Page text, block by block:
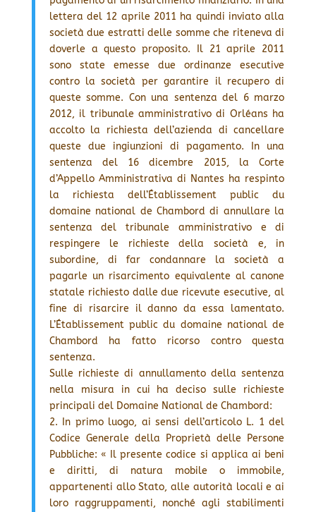
lettera del 12 aprile 2011 ha quindi inviato alla
società due estratti delle somme che riteneva di
doverle a questo proposito. Il 21 aprile 2011
sono state emesse due ordinanze esecutive
contro la società per garantire il recupero di
queste somme. Con una sentenza del 6 marzo
2012, il tribunale amministrativo di Orléans ha
accolto la richiesta dell’azienda di cancellare
queste due ingiunzioni di pagamento. In una
sentenza del 16 dicembre 2015, la Corte
d’Appello Amministrativa di Nantes ha respinto
la richiesta dell’Établissement public du
domaine national de Chambord di annullare la
sentenza del tribunale amministrativo e di
respingere le richieste della società e, in
subordine, di far condannare la società a
pagarle un risarcimento equivalente al canone
statale richiesto dalle due ricevute esecutive, al
fine di risarcire il danno da essa lamentato.
L’Établissement public du domaine national de
Chambord ha fatto ricorso contro questa
sentenza.
Sulle richieste di annullamento della sentenza
nella misura in cui ha deciso sulle richieste
principali del Domaine National de Chambord:
2. In primo luogo, ai sensi dell’articolo L. 1 del
Codice Generale della Proprietà delle Persone
Pubbliche: « Il presente codice si applica ai beni
e diritti, di natura mobile o immobile,
appartenenti allo Stato, alle autorità locali e ai
loro raggruppamenti, nonché agli stabilimenti